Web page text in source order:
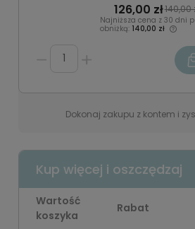
126,00 zł140,00
Najniższa cena z 30 dni
obniżką: 140,00 zł
Dokonaj zakupu z kontem i
Kup więcej i oszczędzaj
Wartość
koszyka
Rabat